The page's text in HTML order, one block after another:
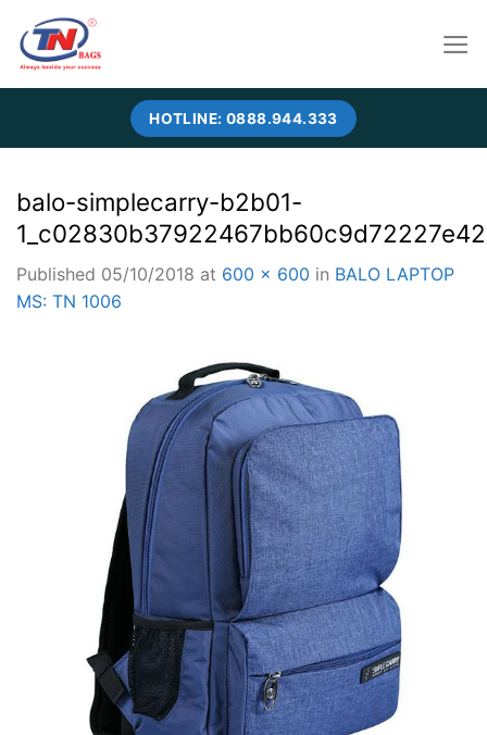
content
HOTLINE: 0888.944.333
balo-simplecarry-b2b01-
Published 05/10/2018 at 600 × 600 in BALO LAPTOP
MS: TN 1006